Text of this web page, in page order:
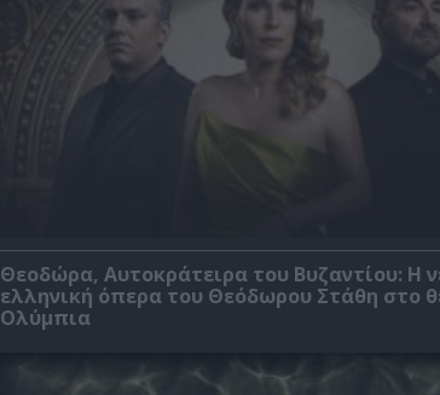
Θεοδώρα, Αυτοκράτειρα του Βυζαντίου: Η
ελληνική όπερα του Θεόδωρου Στάθη στο
Ολύμπια